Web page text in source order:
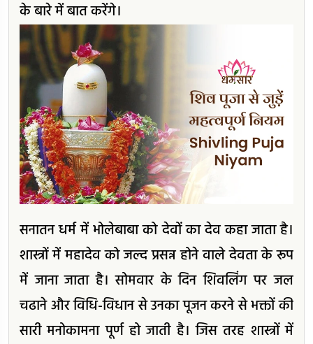
के बारे में बात करेंगे।
सनातन धर्म में भोलेबाबा को देवों का देव कहा जाता है।
शास्त्रों में महादेव को जल्द प्रसन्न होने वाले देवता के रूप
में जाना जाता है। सोमवार के दिन शिवलिंग पर जल
चढाने और विधि-विधान से उनका पूजन करने से भक्तों की
सारी मनोकामना पूर्ण हो जाती है। जिस तरह शास्त्रों में